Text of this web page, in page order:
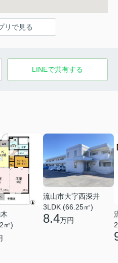
リで見る
LINEで共有する
㎡)
流山市大字西深井
3LDK (66.25㎡)
8.4万円